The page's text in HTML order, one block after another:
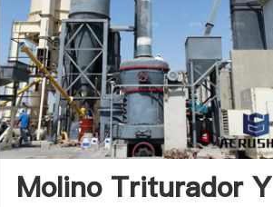
Molino Triturador Y